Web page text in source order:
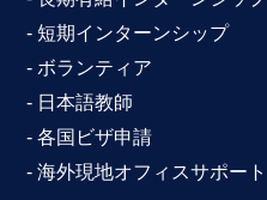
- 短期インターンシップ
- ボランティア
- 日本語教師
- 各国ビザ申請
- 海外現地オフィスサポート